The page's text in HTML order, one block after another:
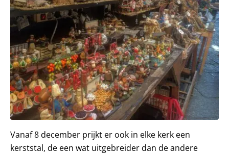
Vanaf 8 december prijkt er ook in elke kerk een
kerststal, de een wat uitgebreider dan de andere